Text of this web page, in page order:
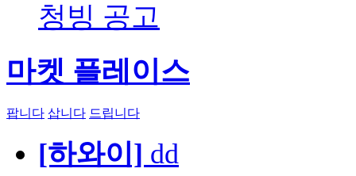
청빙 공고
마켓 플레이스
팝니다 삽니다 드립니다
[하와이] dd